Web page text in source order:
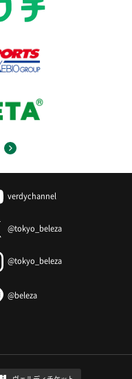
verdychannel
@tokyo_beleza
@tokyo_beleza
@beleza